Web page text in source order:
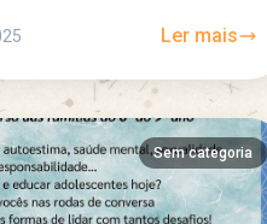
Ler mais
Sem categoria